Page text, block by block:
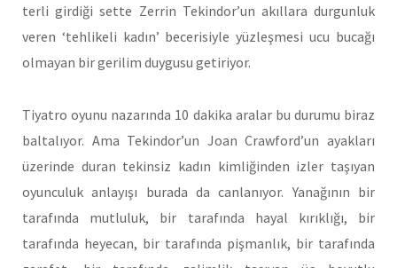
terli girdiği sette Zerrin Tekindor’un akıllara durgunluk
veren ‘tehlikeli kadın’ becerisiyle yüzleşmesi ucu bucağı
olmayan bir gerilim duygusu getiriyor.
Tiyatro oyunu nazarında 10 dakika aralar bu durumu biraz
baltalıyor. Ama Tekindor’un Joan Crawford’un ayakları
üzerinde duran tekinsiz kadın kimliğinden izler taşıyan
oyunculuk anlayışı burada da canlanıyor. Yanağının bir
tarafında mutluluk, bir tarafında hayal kırıklığı, bir
tarafında heyecan, bir tarafında pişmanlık, bir tarafında